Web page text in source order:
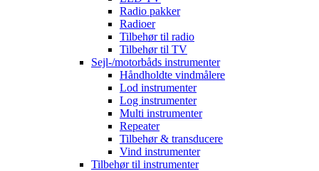
Radio pakker
Radioer
Tilbehør til radio
Tilbehør til TV
Sejl-/motorbåds instrumenter
Håndholdte vindmålere
Lod instrumenter
Log instrumenter
Multi instrumenter
Repeater
Tilbehør & transducere
Vind instrumenter
Tilbehør til instrumenter